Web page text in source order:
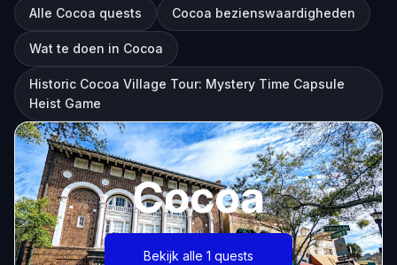
Alle Cocoa quests Cocoa bezienswaardigheden
Wat te doen in Cocoa
Historic Cocoa Village Tour: Mystery Time Capsule
Heist Game
Cocoa
Bekijk alle 1 quests